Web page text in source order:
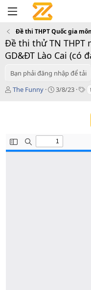
Đề thi THPT Quốc gia
Đề thi thử TN THPT
GD&ĐT Lào Cai (có
Bạn phải đăng nhập để tải
T
The Funny
C
o
n
3/8/23
T